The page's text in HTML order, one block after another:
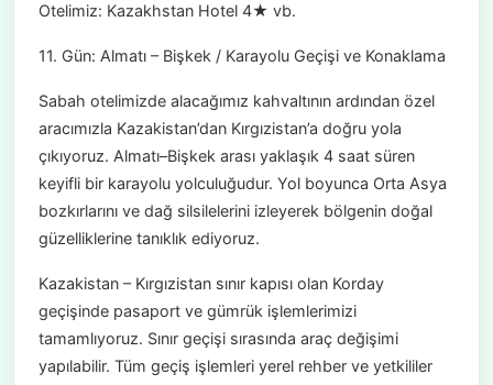
Otelimiz: Kazakhstan Hotel 4★ vb.
11. Gün: Almatı – Bişkek / Karayolu Geçişi ve Konaklama
Sabah otelimizde alacağımız kahvaltının ardından özel
aracımızla Kazakistan’dan Kırgızistan’a doğru yola
çıkıyoruz. Almatı–Bişkek arası yaklaşık 4 saat süren
keyifli bir karayolu yolculuğudur. Yol boyunca Orta Asya
bozkırlarını ve dağ silsilelerini izleyerek bölgenin doğal
güzelliklerine tanıklık ediyoruz.
Kazakistan – Kırgızistan sınır kapısı olan Korday
geçişinde pasaport ve gümrük işlemlerimizi
tamamlıyoruz. Sınır geçişi sırasında araç değişimi
yapılabilir. Tüm geçiş işlemleri yerel rehber ve yetkililer